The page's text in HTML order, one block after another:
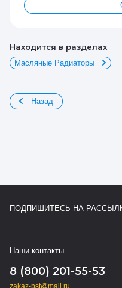
Находится в разделах
Масляные Радиаторы
Назад
ПОДПИШИТЕСЬ НА
Наши контакты
8 (800) 201-55-53
zakaz-pst@mail.ru